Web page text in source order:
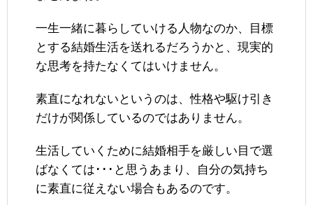
一生一緒に暮らしていける人物なのか、目標
とする結婚生活を送れるだろうかと、現実的
な思考を持たなくてはいけません。
素直になれないというのは、性格や駆け引き
だけが関係しているのではありません。
生活していくために結婚相手を厳しい目で選
ばなくては･･･と思うあまり、自分の気持ち
に素直に従えない場合もあるのです。